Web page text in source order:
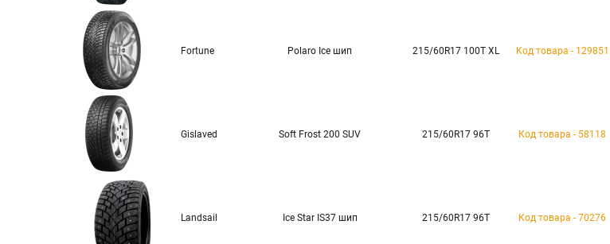
Fortune Polaro Ice шип 215/60R17 100T XL Код товара - 129851
Gislaved Soft Frost 200 SUV 215/60R17 96T Код товара - 58118
Landsail Ice Star IS37 шип 215/60R17 96T Код товара - 70276